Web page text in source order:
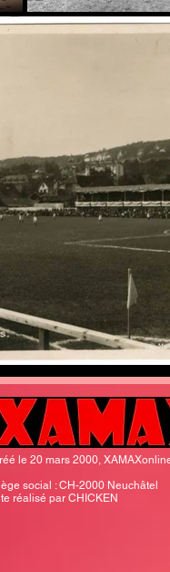
le 20 mars 2000,
social : CH-2000 Neuchâtel​
réalisé par CHICKEN